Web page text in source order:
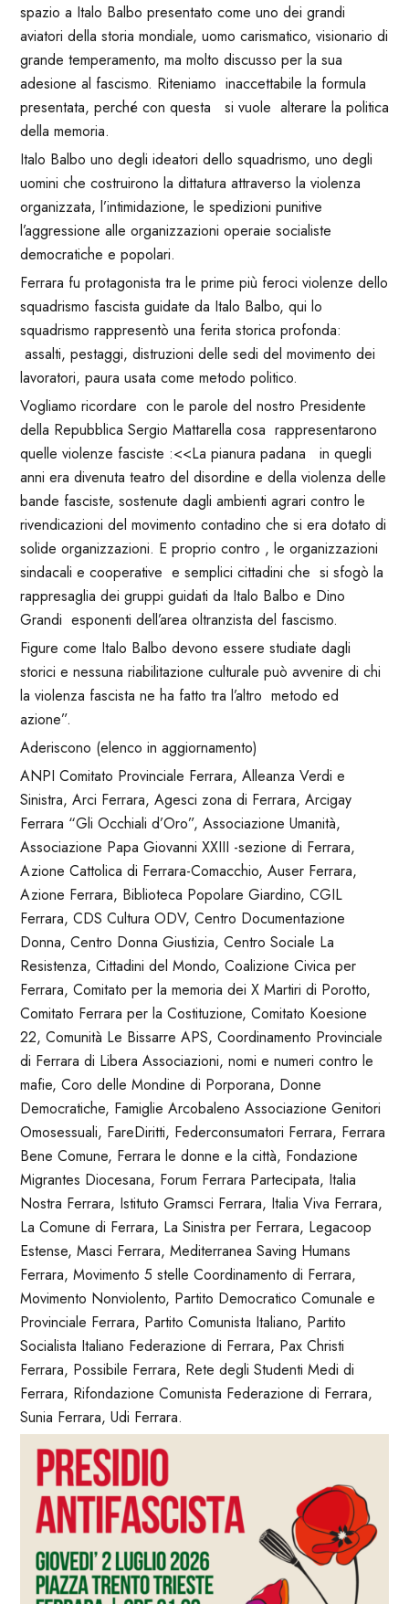
spazio a Italo Balbo presentato come uno dei grandi
aviatori della storia mondiale, uomo carismatico, visionario di
grande temperamento, ma molto discusso per la sua
adesione al fascismo. Riteniamo inaccettabile la formula
presentata, perché con questa si vuole alterare la politica
della memoria.
Italo Balbo uno degli ideatori dello squadrismo, uno degli
uomini che costruirono la dittatura attraverso la violenza
organizzata, l’intimidazione, le spedizioni punitive
l’aggressione alle organizzazioni operaie socialiste
democratiche e popolari.
Ferrara fu protagonista tra le prime più feroci violenze dello
squadrismo fascista guidate da Italo Balbo, qui lo
squadrismo rappresentò una ferita storica profonda:
assalti, pestaggi, distruzioni delle sedi del movimento dei
lavoratori, paura usata come metodo politico.
Vogliamo ricordare con le parole del nostro Presidente
della Repubblica Sergio Mattarella cosa rappresentarono
quelle violenze fasciste :<<La pianura padana in quegli
anni era divenuta teatro del disordine e della violenza delle
bande fasciste, sostenute dagli ambienti agrari contro le
rivendicazioni del movimento contadino che si era dotato di
solide organizzazioni. E proprio contro , le organizzazioni
sindacali e cooperative e semplici cittadini che si sfogò la
rappresaglia dei gruppi guidati da Italo Balbo e Dino
Grandi esponenti dell’area oltranzista del fascismo.
Figure come Italo Balbo devono essere studiate dagli
storici e nessuna riabilitazione culturale può avvenire di chi
la violenza fascista ne ha fatto tra l’altro metodo ed
azione”.
Aderiscono (elenco in aggiornamento)
ANPI Comitato Provinciale Ferrara, Alleanza Verdi e
Sinistra, Arci Ferrara, Agesci zona di Ferrara, Arcigay
Ferrara “Gli Occhiali d’Oro”, Associazione Umanità,
Associazione Papa Giovanni XXIII -sezione di Ferrara,
Azione Cattolica di Ferrara-Comacchio, Auser Ferrara,
Azione Ferrara, Biblioteca Popolare Giardino, CGIL
Ferrara, CDS Cultura ODV, Centro Documentazione
Donna, Centro Donna Giustizia, Centro Sociale La
Resistenza, Cittadini del Mondo, Coalizione Civica per
Ferrara, Comitato per la memoria dei X Martiri di Porotto,
Comitato Ferrara per la Costituzione, Comitato Koesione
22, Comunità Le Bissarre APS, Coordinamento Provinciale
di Ferrara di Libera Associazioni, nomi e numeri contro le
mafie, Coro delle Mondine di Porporana, Donne
Democratiche, Famiglie Arcobaleno Associazione Genitori
Omosessuali, FareDiritti, Federconsumatori Ferrara, Ferrara
Bene Comune, Ferrara le donne e la città, Fondazione
Migrantes Diocesana, Forum Ferrara Partecipata, Italia
Nostra Ferrara, Istituto Gramsci Ferrara, Italia Viva Ferrara,
La Comune di Ferrara, La Sinistra per Ferrara, Legacoop
Estense, Masci Ferrara, Mediterranea Saving Humans
Ferrara, Movimento 5 stelle Coordinamento di Ferrara,
Movimento Nonviolento, Partito Democratico Comunale e
Provinciale Ferrara, Partito Comunista Italiano, Partito
Socialista Italiano Federazione di Ferrara, Pax Christi
Ferrara, Possibile Ferrara, Rete degli Studenti Medi di
Ferrara, Rifondazione Comunista Federazione di Ferrara,
Sunia Ferrara, Udi Ferrara.